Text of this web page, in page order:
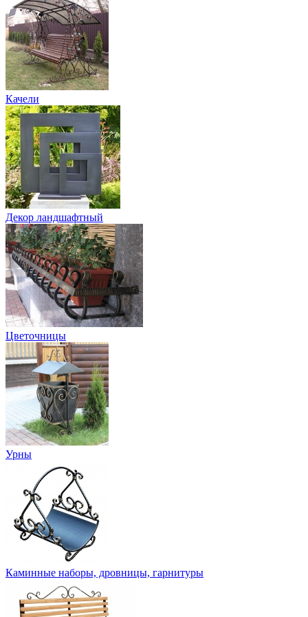
Качели
Декор ландшафтный
Цветочницы
Урны
Каминные наборы, дровницы, гарнитуры